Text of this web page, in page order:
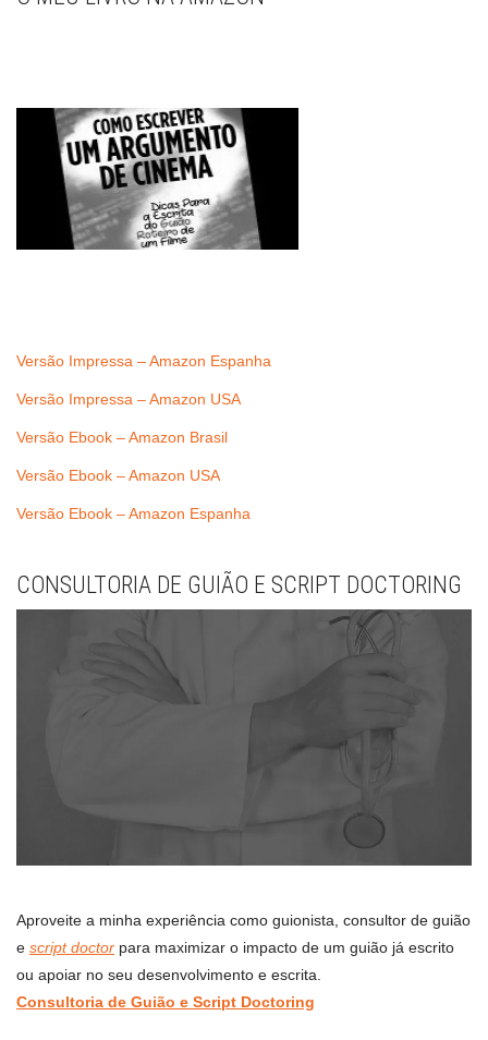
Versão Impressa – Amazon Espanha
Versão Impressa – Amazon USA
Versão Ebook – Amazon Brasil
Versão Ebook – Amazon USA
Versão Ebook – Amazon Espanha
CONSULTORIA DE GUIÃO E SCRIPT DOCTORING
Aproveite a minha experiência como guionista, consultor de guião
e script doctor para maximizar o impacto de um guião já escrito
ou apoiar no seu desenvolvimento e escrita.
Consultoria de Guião e Script Doctoring